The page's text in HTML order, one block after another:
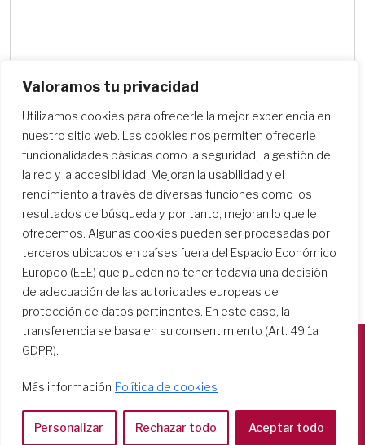
Valoramos tu privacidad
Utilizamos cookies para ofrecerle la mejor experiencia en
nuestro sitio web. Las cookies nos permiten ofrecerle
funcionalidades básicas como la seguridad, la gestión de
la red y la accesibilidad. Mejoran la usabilidad y el
rendimiento a través de diversas funciones como los
resultados de búsqueda y, por tanto, mejoran lo que le
ofrecemos. Algunas cookies pueden ser procesadas por
terceros ubicados en países fuera del Espacio Económico
Europeo (EEE) que pueden no tener todavía una decisión
de adecuación de las autoridades europeas de
protección de datos pertinentes. En este caso, la
transferencia se basa en su consentimiento (Art. 49.1a
GDPR).
Más información Política de cookies
Personalizar Rechazar todo Aceptar todo
Buscar centros escolares
Casa Generalizia
Via Tarquinio Vipera, 16 - 00152 Roma
Tel: 06 58 23 03 32 or 06 58 20 31 17